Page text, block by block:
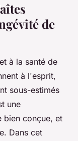
de
à la santé de
à l'esprit,
sous-estimés
une
bien conçue, et
Dans cet